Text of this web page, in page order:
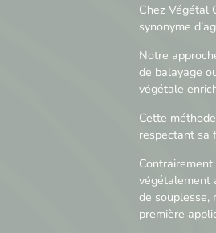
Chez Végétal
synonyme
Notre
de balayage
végétale
Cette
respectant sa
végétalement
de souplesse,
première